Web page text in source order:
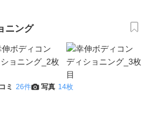
ニング
ミ 26件 写真 14枚